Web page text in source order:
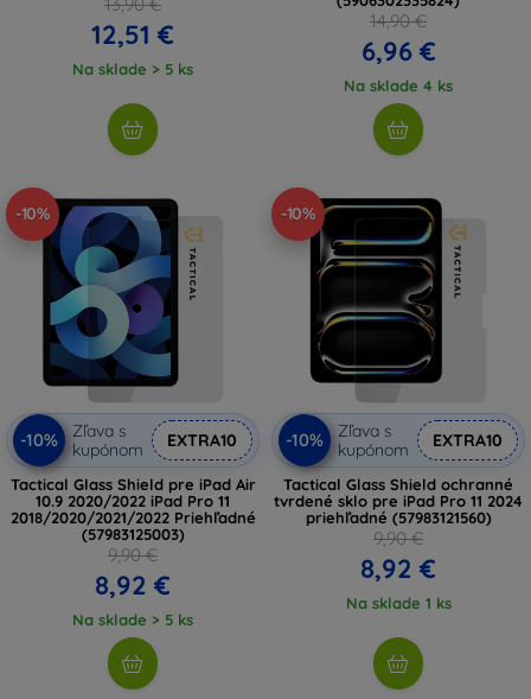
12,51 €
Na sklade > 5 ks
14,90 €
6,96 €
Na sklade 4 ks
-10%
-10%
Zľava s
kupónom
EXTRA10
Tactical Glass Shield pre iPad Air
10.9 2020/2022 iPad Pro 11
2018/2020/2021/2022 Priehľadné
(57983125003)
9,90 €
8,92 €
Na sklade > 5 ks
-10%
-10%
Zľava s
kupónom
EXTRA10
Tactical Glass Shield ochranné
tvrdené sklo pre iPad Pro 11 2024
priehľadné (57983121560)
9,90 €
8,92 €
Na sklade 1 ks